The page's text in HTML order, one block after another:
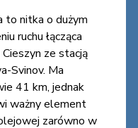
to nitka o dużym
ruchu łącząca
ze stacją
Svinov. Ma
41 km, jednak
ważny element
zarówno w